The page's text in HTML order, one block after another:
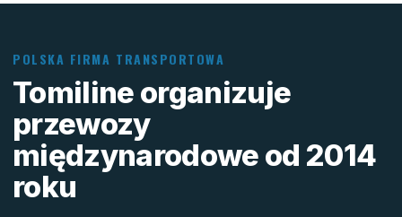
POLSKA FIRMA TRANSPORTOWA
Tomiline organizuje
przewozy
międzynarodowe od 2014
roku